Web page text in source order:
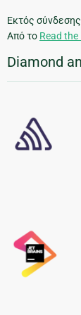
Εκτός
Από το Read the
Diamond